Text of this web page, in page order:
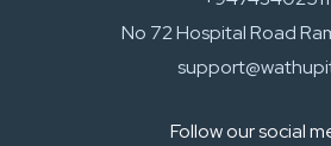
No 72 Hospital Road
Follow our social